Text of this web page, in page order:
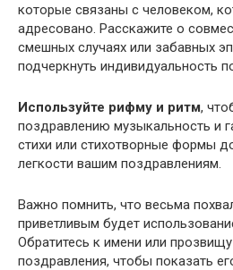
которые связаны с человеком,
адресовано. Расскажите о
смешных случаях или забавных
подчеркнуть индивидуальность
Используйте рифму и ритм,
поздравлению музыкальность и
стихи или стихотворные формы
легкости вашим поздравлениям.
Важно помнить, что весьма
приветливым будет
Обратитесь к имени или прозвищу
поздравления, чтобы показать